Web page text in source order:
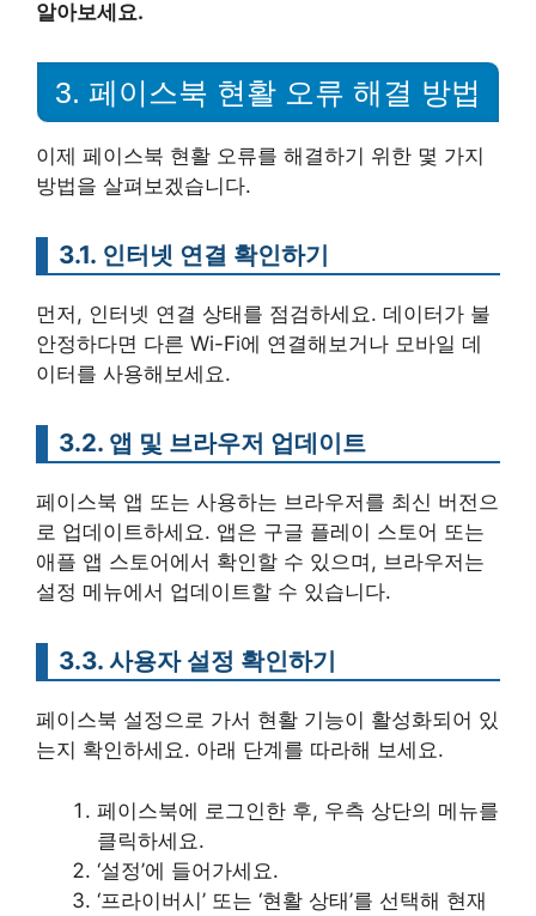
알아보세요.
3. 페이스북 현활 오류 해결 방법
이제 페이스북 현활 오류를 해결하기 위한 몇 가지
방법을 살펴보겠습니다.
3.1. 인터넷 연결 확인하기
먼저, 인터넷 연결 상태를 점검하세요. 데이터가 불
안정하다면 다른 Wi-Fi에 연결해보거나 모바일 데
이터를 사용해보세요.
3.2. 앱 및 브라우저 업데이트
페이스북 앱 또는 사용하는 브라우저를 최신 버전으
로 업데이트하세요. 앱은 구글 플레이 스토어 또는
애플 앱 스토어에서 확인할 수 있으며, 브라우저는
설정 메뉴에서 업데이트할 수 있습니다.
3.3. 사용자 설정 확인하기
페이스북 설정으로 가서 현활 기능이 활성화되어 있
는지 확인하세요. 아래 단계를 따라해 보세요.
페이스북에 로그인한 후, 우측 상단의 메뉴를
클릭하세요.
‘설정’에 들어가세요.
‘프라이버시’ 또는 ‘현활 상태’를 선택해 현재